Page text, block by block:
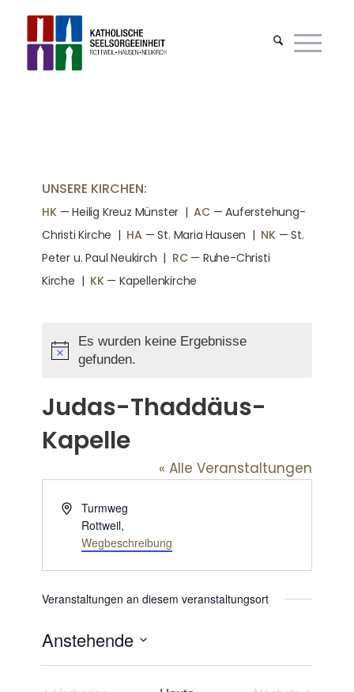
UNSERE KIRCHEN:
HK— Heilig Kreuz Münster |AC— Auferstehung-
Christi Kirche | HA — St. Maria Hausen | NK— St.
Peter u. Paul Neukirch | RC— Ruhe-Christi
Kirche | KK— Kapellenkirche
Hinweis
Es wurden keine Ergebnisse
gefunden.
Judas-Thaddäus-
Kapelle
« Alle Veranstaltungen
AdresseTurmweg
Rottweil,
Wegbeschreibung
Veranstaltungen an diesem veranstaltungsort
Anstehende
Datum